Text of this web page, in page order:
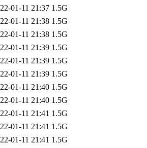
01-11 21:37 1.5G
01-11 21:38 1.5G
01-11 21:38 1.5G
01-11 21:39 1.5G
01-11 21:39 1.5G
01-11 21:39 1.5G
01-11 21:40 1.5G
01-11 21:40 1.5G
01-11 21:41 1.5G
01-11 21:41 1.5G
01-11 21:41 1.5G